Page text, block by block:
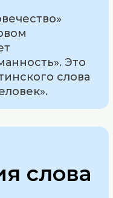
Это
слова
слова